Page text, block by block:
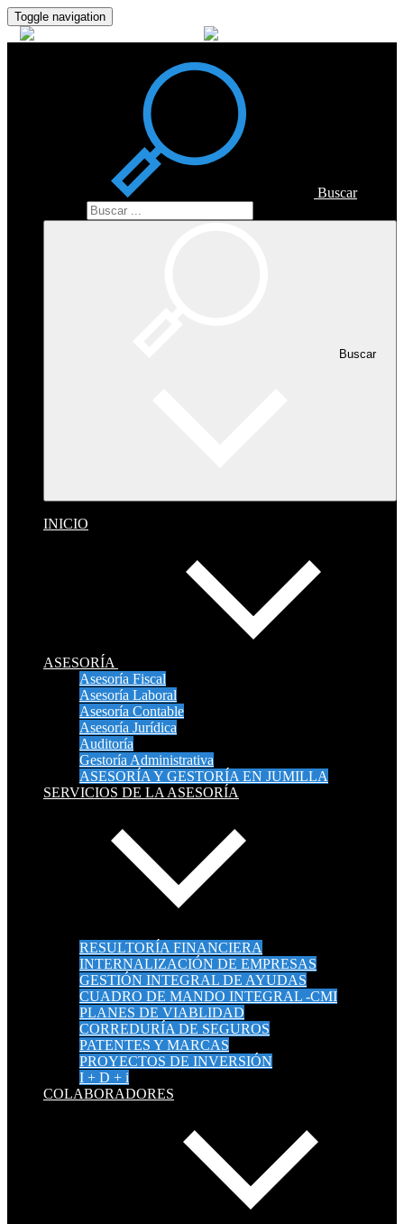
Toggle navigation
Buscar
Buscar
INICIO
ASESORÍA
Asesoría Fiscal
Asesoría Laboral
Asesoría Contable
Asesoría Jurídica
Auditoría
Gestoría Administrativa
ASESORÍA Y GESTORÍA EN JUMILLA
SERVICIOS DE LA ASESORÍA
RESULTORÍA FINANCIERA
INTERNALIZACIÓN DE EMPRESAS
GESTIÓN INTEGRAL DE AYUDAS
CUADRO DE MANDO INTEGRAL -CMI
PLANES DE VIABLIDAD
CORREDURÍA DE SEGUROS
PATENTES Y MARCAS
PROYECTOS DE INVERSIÓN
I + D + i
COLABORADORES